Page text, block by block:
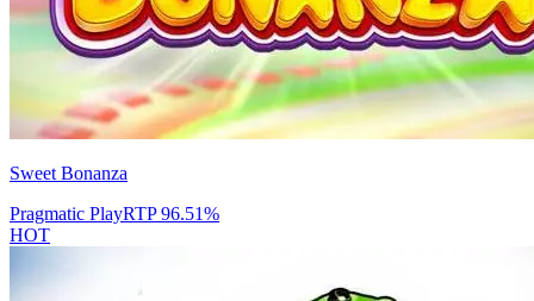
Sweet Bonanza
Pragmatic PlayRTP96.51%
HOT